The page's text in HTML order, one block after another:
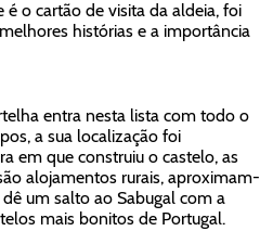
o cartão de visita da aldeia, foi
histórias e a importância
entra nesta lista com todo o
a sua localização foi
em que construiu o castelo, as
alojamentos rurais, aproximam-
um salto ao Sabugal com a
mais bonitos de Portugal.